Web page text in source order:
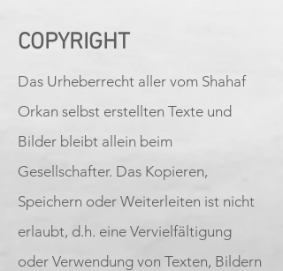
COPYRIGHT
Das Urheberrecht aller vom Shahaf
Orkan selbst erstellten Texte und
Bilder bleibt allein beim
Gesellschafter. Das Kopieren,
Speichern oder Weiterleiten ist nicht
erlaubt, d.h. eine Vervielfältigung
oder Verwendung von Texten, Bildern